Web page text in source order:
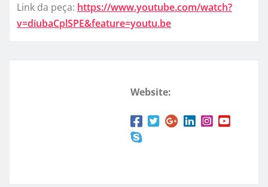
Link da peça: https://www.youtube.com/watch?
v=diubaCplSPE&feature=youtu.be
Website: